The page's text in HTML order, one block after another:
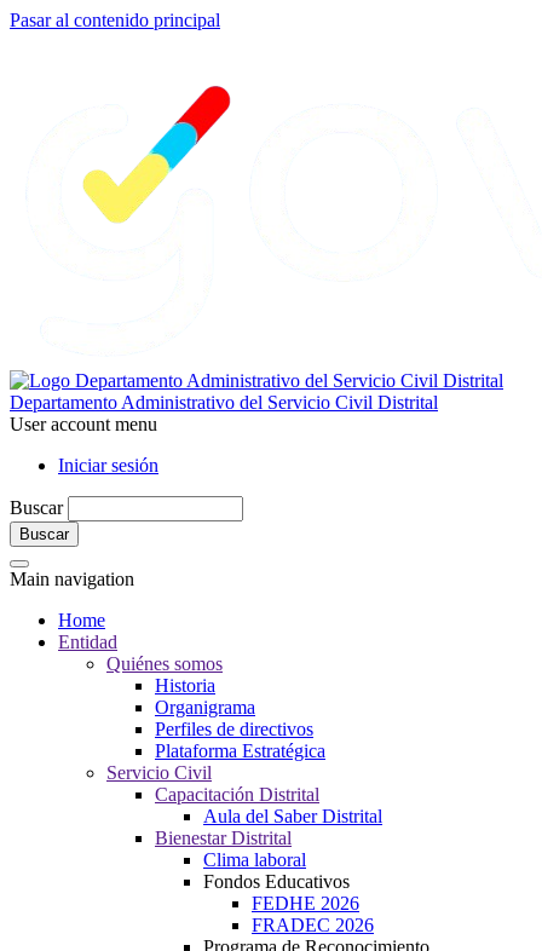
Pasar al contenido principal
Departamento Administrativo del Servicio Civil Distrital
User account menu
Iniciar sesión
Buscar
Main navigation
Home
Entidad
Quiénes somos
Historia
Organigrama
Perfiles de directivos
Plataforma Estratégica
Servicio Civil
Capacitación Distrital
Aula del Saber Distrital
Bienestar Distrital
Clima laboral
Fondos Educativos
FEDHE 2026
FRADEC 2026
Programa de Reconocimiento